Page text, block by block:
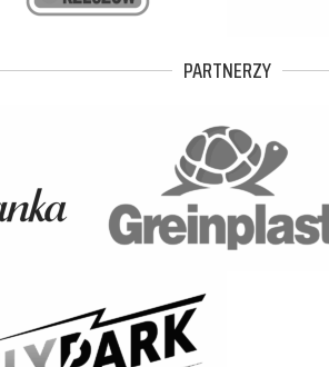
PARTNERZY